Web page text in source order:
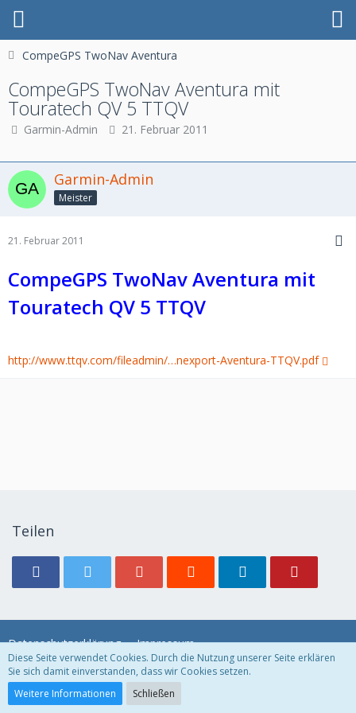
CompeGPS TwoNav Aventura
CompeGPS TwoNav Aventura mit
Touratech QV 5 TTQV
Garmin-Admin 21. Februar 2011
Garmin-Admin
Meister
21. Februar 2011
CompeGPS TwoNav Aventura mit
Touratech QV 5 TTQV
http://www.ttqv.com/fileadmin/…nexport-Aventura-TTQV.pdf
Teilen
Datenschutzerklärung Impressum
Community-Software:
Diese Seite verwendet Cookies. Durch die Nutzung unserer Seite erklären
Sie sich damit einverstanden, dass wir Cookies setzen.
Weitere Informationen
Schließen